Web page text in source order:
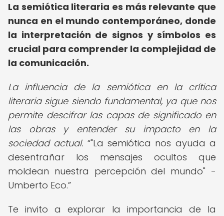
La semiótica literaria es más relevante que
nunca en el mundo contemporáneo, donde
la interpretación de signos y símbolos es
crucial para comprender la complejidad de
la comunicación.
La influencia de la semiótica en la crítica
literaria sigue siendo fundamental, ya que nos
permite descifrar las capas de significado en
las obras y entender su impacto en la
sociedad actual. "La semiótica nos ayuda a
desentrañar los mensajes ocultos que
moldean nuestra percepción del mundo" -
Umberto Eco.
Te invito a explorar la importancia de la